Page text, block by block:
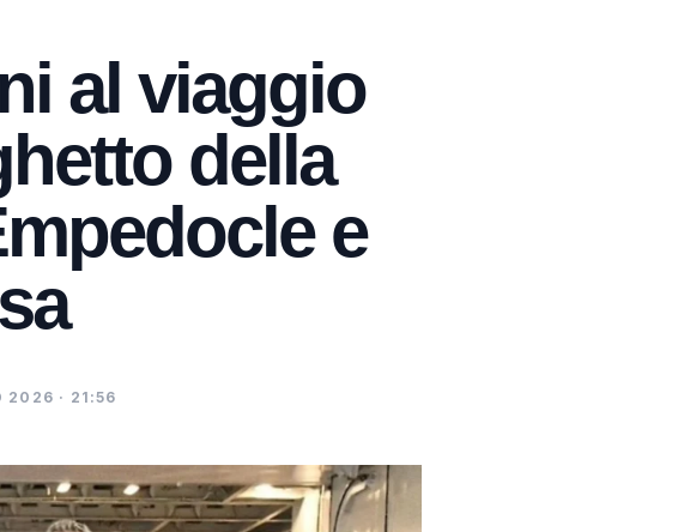
al viaggio
della
e
2026 · 21:56